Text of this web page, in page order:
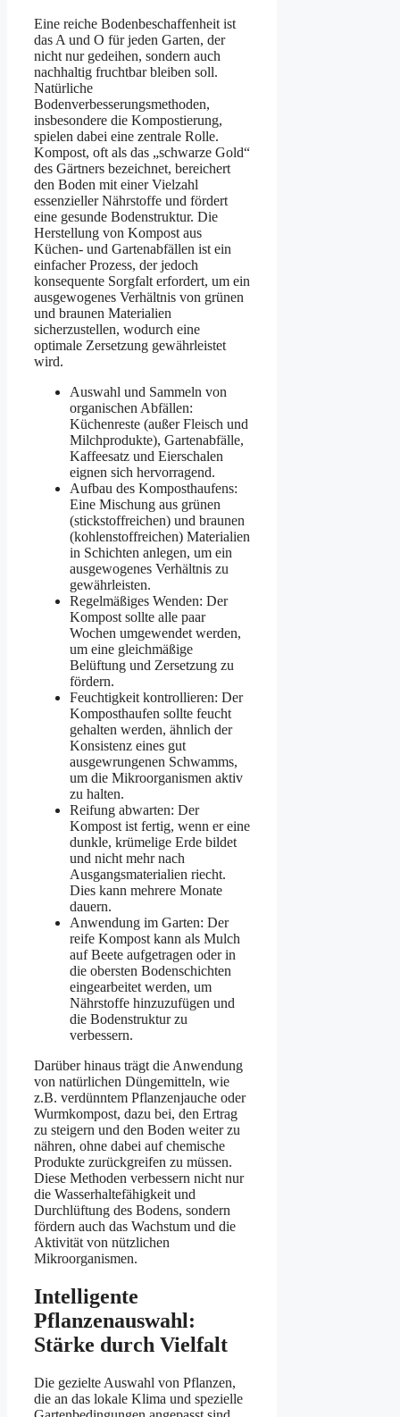
Eine reiche Bodenbeschaffenheit ist
das A und O für jeden Garten, der
nicht nur gedeihen, sondern auch
nachhaltig fruchtbar bleiben soll.
Natürliche
Bodenverbesserungsmethoden,
insbesondere die Kompostierung,
spielen dabei eine zentrale Rolle.
Kompost, oft als das „schwarze Gold“
des Gärtners bezeichnet, bereichert
den Boden mit einer Vielzahl
essenzieller Nährstoffe und fördert
eine gesunde Bodenstruktur. Die
Herstellung von Kompost aus
Küchen- und Gartenabfällen ist ein
einfacher Prozess, der jedoch
konsequente Sorgfalt erfordert, um ein
ausgewogenes Verhältnis von grünen
und braunen Materialien
sicherzustellen, wodurch eine
optimale Zersetzung gewährleistet
wird.
Auswahl und Sammeln von
organischen Abfällen:
Küchenreste (außer Fleisch und
Milchprodukte), Gartenabfälle,
Kaffeesatz und Eierschalen
eignen sich hervorragend.
Aufbau des Komposthaufens:
Eine Mischung aus grünen
(stickstoffreichen) und braunen
(kohlenstoffreichen) Materialien
in Schichten anlegen, um ein
ausgewogenes Verhältnis zu
gewährleisten.
Regelmäßiges Wenden: Der
Kompost sollte alle paar
Wochen umgewendet werden,
um eine gleichmäßige
Belüftung und Zersetzung zu
fördern.
Feuchtigkeit kontrollieren: Der
Komposthaufen sollte feucht
gehalten werden, ähnlich der
Konsistenz eines gut
ausgewrungenen Schwamms,
um die Mikroorganismen aktiv
zu halten.
Reifung abwarten: Der
Kompost ist fertig, wenn er eine
dunkle, krümelige Erde bildet
und nicht mehr nach
Ausgangsmaterialien riecht.
Dies kann mehrere Monate
dauern.
Anwendung im Garten: Der
reife Kompost kann als Mulch
auf Beete aufgetragen oder in
die obersten Bodenschichten
eingearbeitet werden, um
Nährstoffe hinzuzufügen und
die Bodenstruktur zu
verbessern.
Darüber hinaus trägt die Anwendung
von natürlichen Düngemitteln, wie
z.B. verdünntem Pflanzenjauche oder
Wurmkompost, dazu bei, den Ertrag
zu steigern und den Boden weiter zu
nähren, ohne dabei auf chemische
Produkte zurückgreifen zu müssen.
Diese Methoden verbessern nicht nur
die Wasserhaltefähigkeit und
Durchlüftung des Bodens, sondern
fördern auch das Wachstum und die
Aktivität von nützlichen
Mikroorganismen.
Intelligente
Pflanzenauswahl:
Stärke durch Vielfalt
Die gezielte Auswahl von Pflanzen,
die an das lokale Klima und spezielle